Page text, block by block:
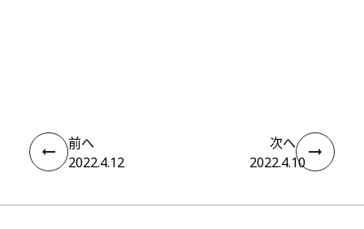
前へ
2022.4.12
次へ
2022.4.10